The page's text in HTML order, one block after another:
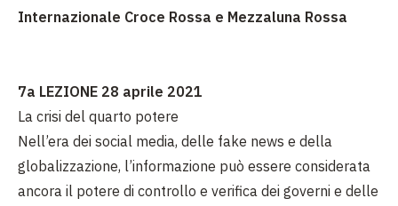
Internazionale Croce Rossa e Mezzaluna Rossa
7a LEZIONE 28 aprile 2021
La crisi del quarto potere
Nell’era dei social media, delle fake news e della
globalizzazione, l’informazione può essere considerata
ancora il potere di controllo e verifica dei governi e delle